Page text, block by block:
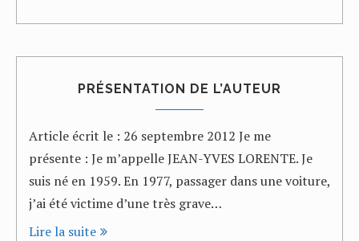
PRÉSENTATION DE L’AUTEUR
Article écrit le : 26 septembre 2012 Je me
présente : Je m’appelle JEAN-YVES LORENTE. Je
suis né en 1959. En 1977, passager dans une voiture,
j’ai été victime d’une très grave…
Lire la suite